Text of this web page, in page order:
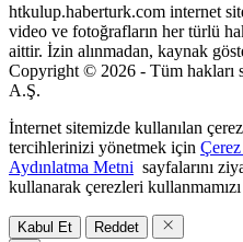
htkulup.haberturk.com internet
video ve fotoğrafların her türlü
aittir. İzin alınmadan, kaynak
Copyright © 2026 - Tüm hakları
A.Ş.
İnternet sitemizde kullanılan
tercihlerinizi yönetmek için
Aydınlatma Metni sayfalarını
kullanarak çerezleri
Kabul Et Reddet